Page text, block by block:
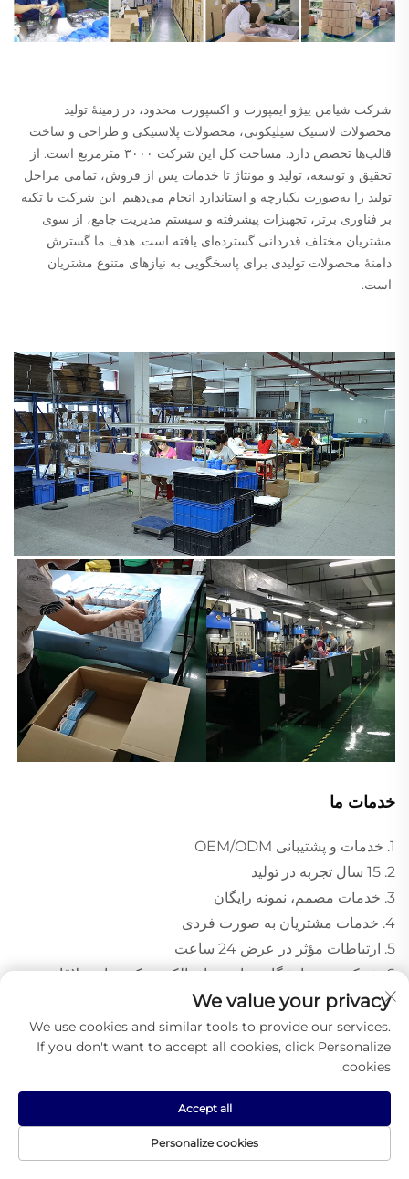
است.
خدمات ما
1. خدمات و پشتیبانی OEM/ODM
2. 15 سال تجربه در تولید
3. خدمات مصمم، نمونه رایگان
4. خدمات مشتریان به صورت فردی
5. ارتباطات مؤثر در عرض 24 ساعت
6. شرکت در نمایشگاه جهانی منابع الکترونیکی برای ملاقات
حضوری با مشتری.
محصولات پیشنهادی
We value your privacy
We use cookies and similar tools to provide our services.
If you don't want to accept all cookies, click Personalize
cookies.
Personalize cookies
Accept all